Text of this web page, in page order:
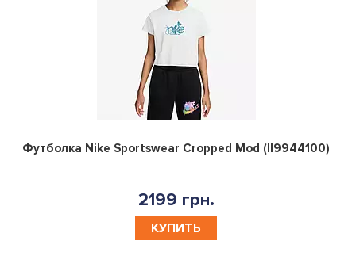
0
Футболка Nike Sportswear Cropped Mod (II9944100)
2199 грн.
КУПИТЬ